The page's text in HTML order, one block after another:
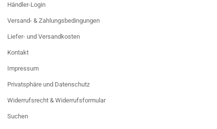
Händler-Login
Versand- & Zahlungsbedingungen
Liefer- und Versandkosten
Kontakt
Impressum
Privatsphäre und Datenschutz
Widerrufsrecht & Widerrufsformular
Suchen